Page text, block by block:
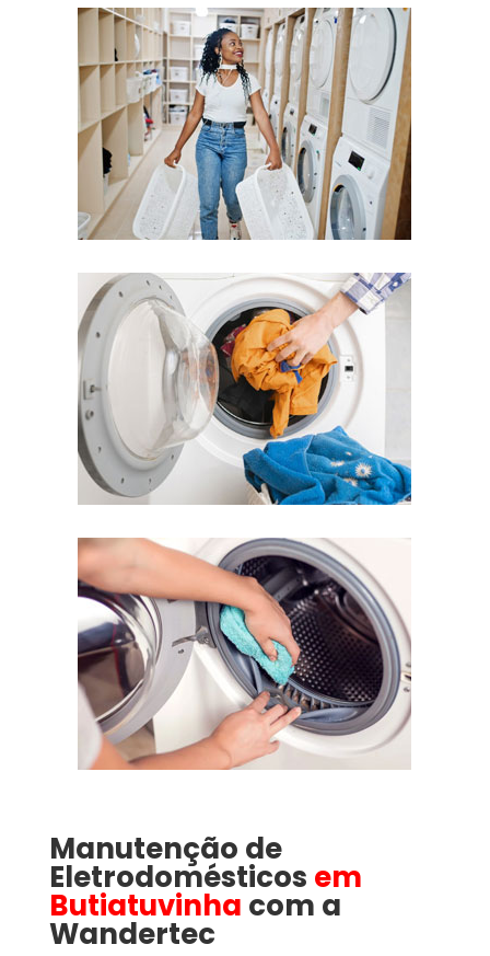
Manutenção de
Eletrodomésticos em
Butiatuvinha com a
Wandertec